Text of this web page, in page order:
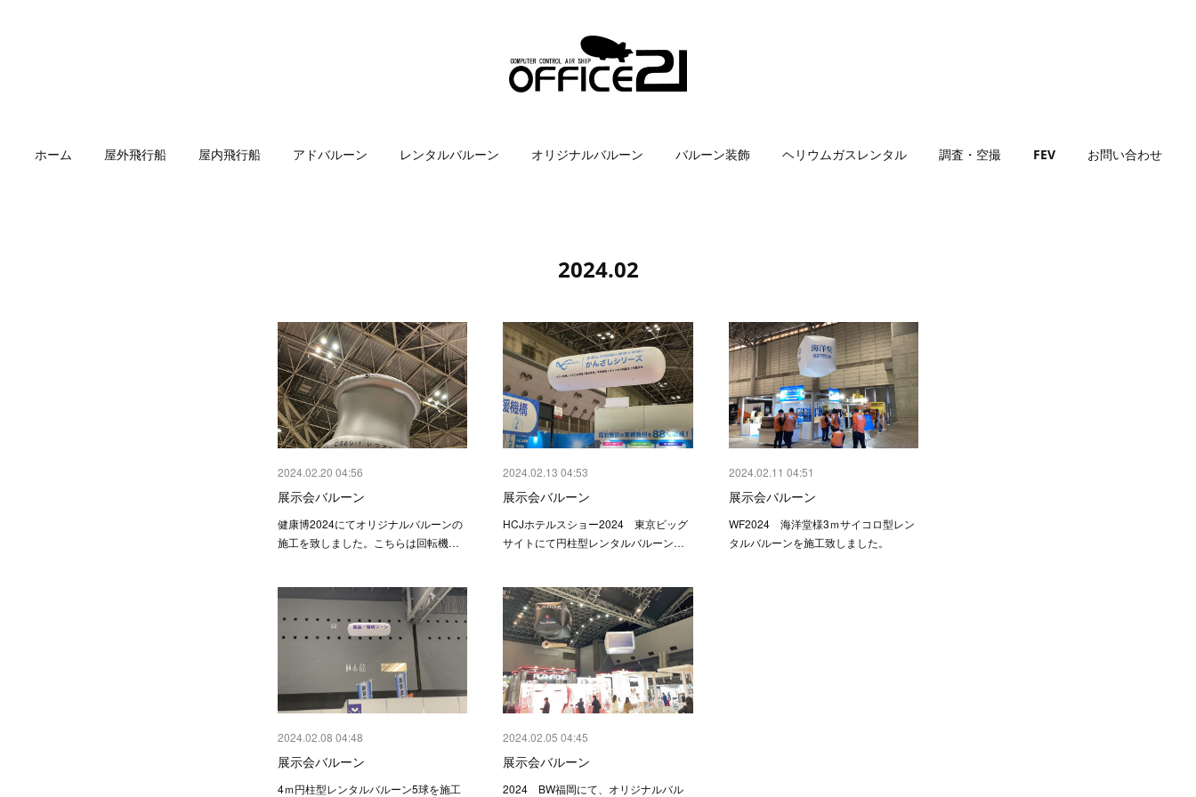
ホーム 屋外飛行船 屋内飛行船 アドバルーン レンタルバルーン オリジナルバルーン バルーン装飾 ヘリウムガスレンタル 調査・空撮 FEV お問い合わせ
2024.02
2024.02.20 04:56
展示会バルーン
健康博2024にてオリジナルバルーンの
施工を致しました。こちらは回転機…
2024.02.13 04:53
展示会バルーン
HCJホテルスショー2024 東京ビッグ
サイトにて円柱型レンタルバルーン…
2024.02.11 04:51
展示会バルーン
WF2024 海洋堂様3ｍサイコロ型レン
タルバルーンを施工致しました。
2024.02.08 04:48
展示会バルーン
4ｍ円柱型レンタルバルーン5球を施工
2024.02.05 04:45
展示会バルーン
2024 BW福岡にて、オリジナルバル